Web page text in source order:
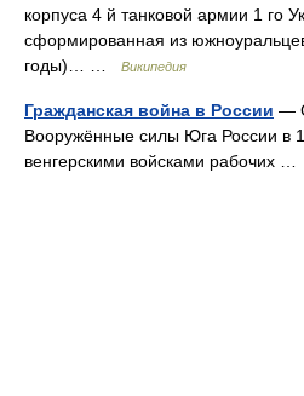
корпуса 4 й танковой армии 1 го
сформированная из
годы)… …
Википедия
Гражданская война в России —
Вооружённые силы Юга России в
венгерскими войсками рабочих …